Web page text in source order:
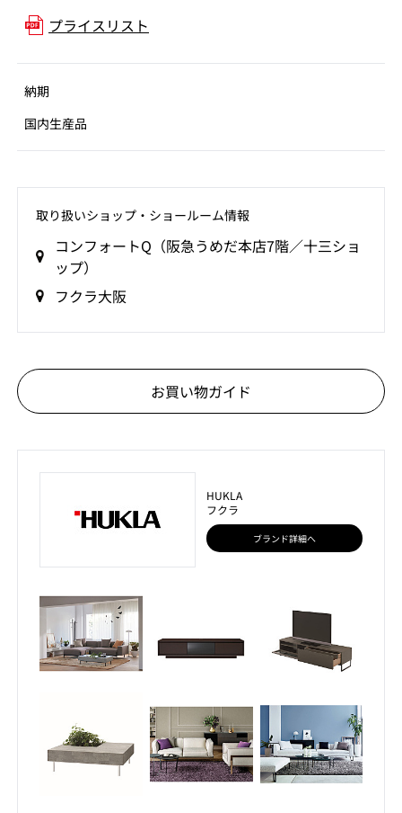
プライスリスト
納期
国内生産品
取り扱いショップ‧ショールーム情報
コンフォートQ（阪急うめだ本店7階／十三ショ
ップ）
フクラ大阪
お買い物ガイド
HUKLA
フクラ
ブランド詳細へ